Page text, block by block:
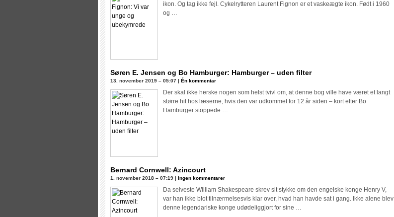
ikon. Og tag ikke fejl. Cykelrytteren Laurent Fignon er et vaskeægte ikon. Født i 1960
og …
Søren E. Jensen og Bo Hamburger: Hamburger – uden filter
13. november 2019 – 05:07 | Én kommentar
Der skal ikke herske nogen som helst tvivl om, at denne bog ville have været et langt
større hit hos læserne, hvis den var udkommet for 12 år siden – kort efter Bo
Hamburger stoppede …
Bernard Cornwell: Azincourt
1. november 2018 – 07:19 | Ingen kommentarer
Da selveste William Shakespeare skrev sit stykke om den engelske konge Henry V,
var han ikke blot tilnærmelsesvis klar over, hvad han havde sat i gang. Ikke alene blev
denne legendariske konge udødeliggjort for sine …